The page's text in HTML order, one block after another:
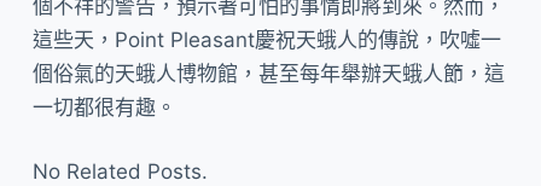
個不祥的警告，預示著可怕的事情即將到來。然而，
這些天，Point Pleasant慶祝天蛾人的傳說，吹噓一
個俗氣的天蛾人博物館，甚至每年舉辦天蛾人節，這
一切都很有趣。
No Related Posts.